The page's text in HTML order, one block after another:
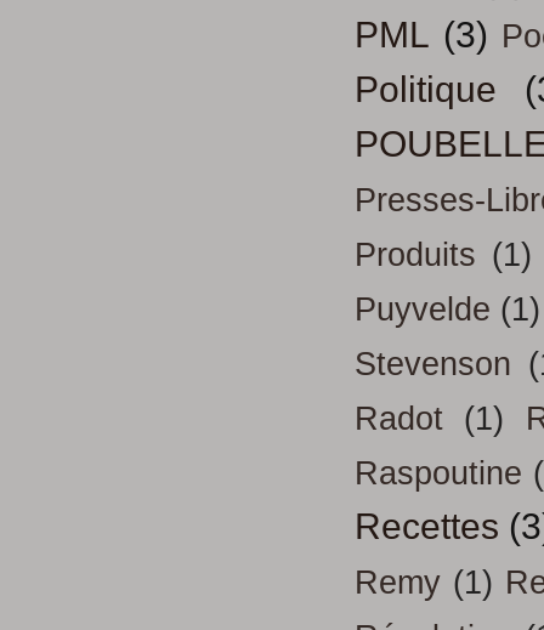
PML (3)
Politique
Presses-
Produits (1)
Puyvelde (1)
Stevenson
Radot (1)
Raspoutine
Recettes
Remy (1)